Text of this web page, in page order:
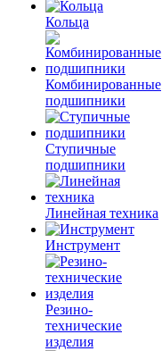
Кольца
Комбинированные
подшипники
Ступичные
подшипники
Линейная техника
Инструмент
Резино-
технические
изделия